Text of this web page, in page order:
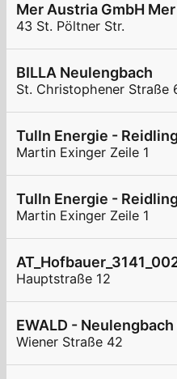
Mer Austria GmbH
43 St. Pöltner Str.
BILLA Neulengbach
St. Christophener Straße
Tulln Energie -
Martin Exinger Zeile 1
Tulln Energie -
Martin Exinger Zeile 1
Hauptstraße 12
EWALD -
Wiener Straße 42